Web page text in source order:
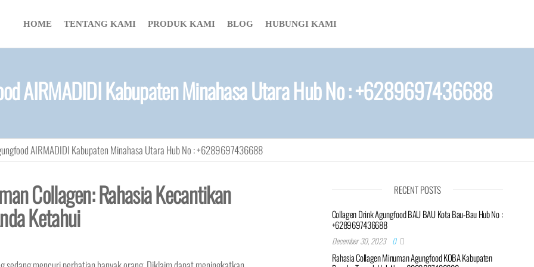
HOME TENTANG KAMI PRODUK KAMI BLOG HUBUNGI KAMI
AIRMADIDI Kabupaten Minahasa Utara Hub No : +6289697436688
AIRMADIDI Kabupaten Minahasa Utara Hub No : +6289697436688
Collagen: Rahasia Kecantikan
Ketahui
RECENT POSTS
Collagen Drink Agungfood BAU BAU Kota Bau-Bau Hub No :
+6289697436688
December 30, 2023 0
Rahasia Collagen Minuman Agungfood KOBA Kabupaten